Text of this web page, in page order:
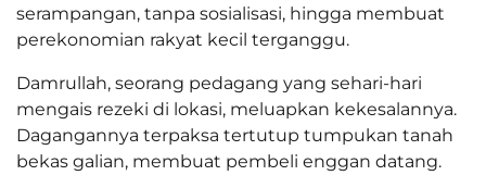
serampangan, tanpa sosialisasi, hingga membuat
perekonomian rakyat kecil terganggu.
Damrullah, seorang pedagang yang sehari-hari
mengais rezeki di lokasi, meluapkan kekesalannya.
Dagangannya terpaksa tertutup tumpukan tanah
bekas galian, membuat pembeli enggan datang.